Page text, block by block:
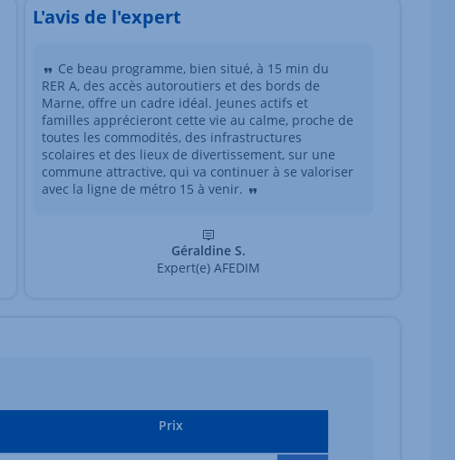
L'avis de l'expert
Ce beau programme, bien situé, à 15 min du
RER A, des accès autoroutiers et des bords de
Marne, offre un cadre idéal. Jeunes actifs et
familles apprécieront cette vie au calme, proche de
toutes les commodités, des infrastructures
scolaires et des lieux de divertissement, sur une
commune attractive, qui va continuer à se valoriser
avec la ligne de métro 15 à venir.
Géraldine S.
Expert(e) AFEDIM
Prix